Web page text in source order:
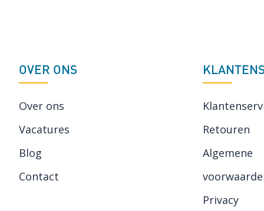
OVER ONS
Over ons
Vacatures
Blog
Contact
Retouren
Algemene
Privacy